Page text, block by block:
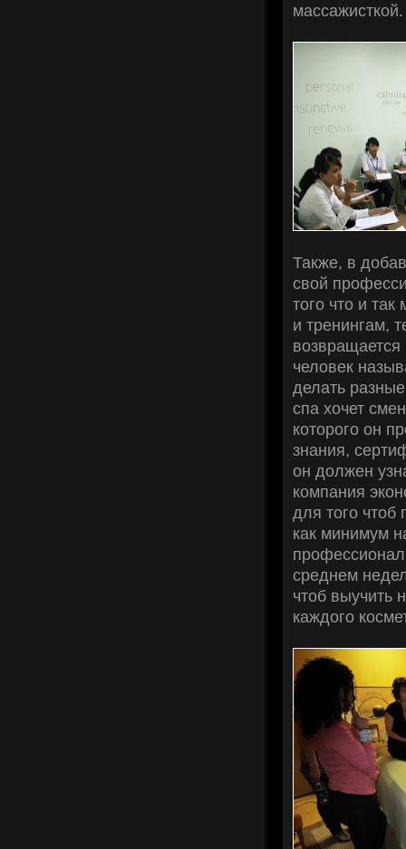
массажисткой.
Также, в
свой
того что и
и тренингам,
человек
делать
спа хочет
которого он
знания,
он должен
компания
для того чтоб
как минимум
среднем
чтоб выучить
каждого